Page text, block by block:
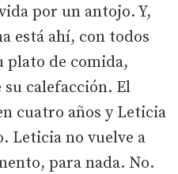
por un antojo. Y,
está ahí, con todos
plato de comida,
calefacción. El
cuatro años y Leticia
Leticia no vuelve a
para nada. No.